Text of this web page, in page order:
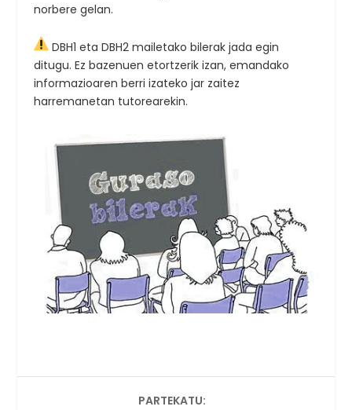
norbere gelan.
DBH1 eta DBH2 mailetako bilerak jada egin
ditugu. Ez bazenuen etortzerik izan, emandako
informazioaren berri izateko jar zaitez
harremanetan tutorearekin.
PARTEKATU: